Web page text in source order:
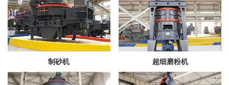
制砂机 超细磨粉机